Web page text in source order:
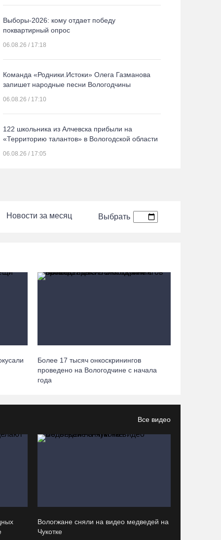
Выборы-2026: кому отдает победу
поквартирный опрос
06.08.26 / 17:18
Команда «Родники.Истоки» Олега Газманова
запишет народные песни Вологодчины
06.08.26 / 17:10
122 школьника из Алчевска прибыли на
«Территорию талантов» в Вологодской области
06.08.26 / 17:05
Вологжане смогут сводить родителей в музей
Китая со скидкой по Пушкинской карте
06.08.26 / 15:40
День физкультурника в Вологде отметят
общегородской зарядкой и марафоном
06.08.26 / 14:44
Новости за месяц Выбрать
Более 17 тысяч онкоскринингов
проведено на Вологодчине с начала
года
Все видео
Вологжане сняли на видео медведей на
Чукотке